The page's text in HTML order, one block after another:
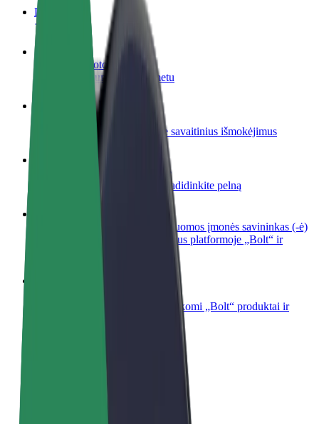
DUK
Tapkite vairuotoju (-a)
Užsidirbkite jums patogiu metu
Tapkite kurjeriu (-e)
Pristatinėkite maistą ir gaukite savaitinius išmokėjimus
Pridėti restoraną ar parduotuvę
Pritraukite daugiau klientų ir padidinkite pelną
Registruotis kaip automobilių nuomos įmonės savininkas (-ė)
Užregistruokite savo automobilius platformoje „Bolt“ ir
Atskirų įmonių poreikiams pritaikomi „Bolt“ produktai ir